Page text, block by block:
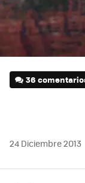
36
24 Diciembre 2013